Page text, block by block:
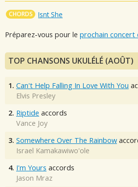
CHORDS Isnt She
Préparez-vous pour le prochain concert
TOP CHANSONS UKULÉLÉ (AOÛT)
1. Can't Help Falling In Love With You
Elvis Presley
2. Riptide accords
Vance Joy
3. Somewhere Over The Rainbow
Israel Kamakawiwo'ole
4. I'm Yours accords
Jason Mraz